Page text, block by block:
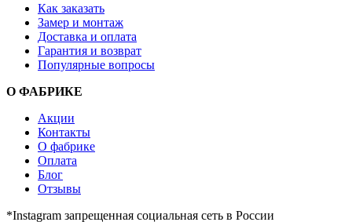
Как заказать
Замер и монтаж
Доставка и оплата
Гарантия и возврат
Популярные вопросы
О ФАБРИКЕ
Акции
Контакты
О фабрике
Оплата
Блог
Отзывы
*Instagram запрещенная социальная сеть в России